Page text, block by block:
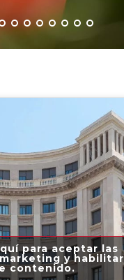
para aceptar las
y habilitar
contenido.